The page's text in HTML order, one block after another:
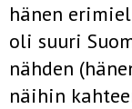
hänen
oli suuri
nähden
näihin